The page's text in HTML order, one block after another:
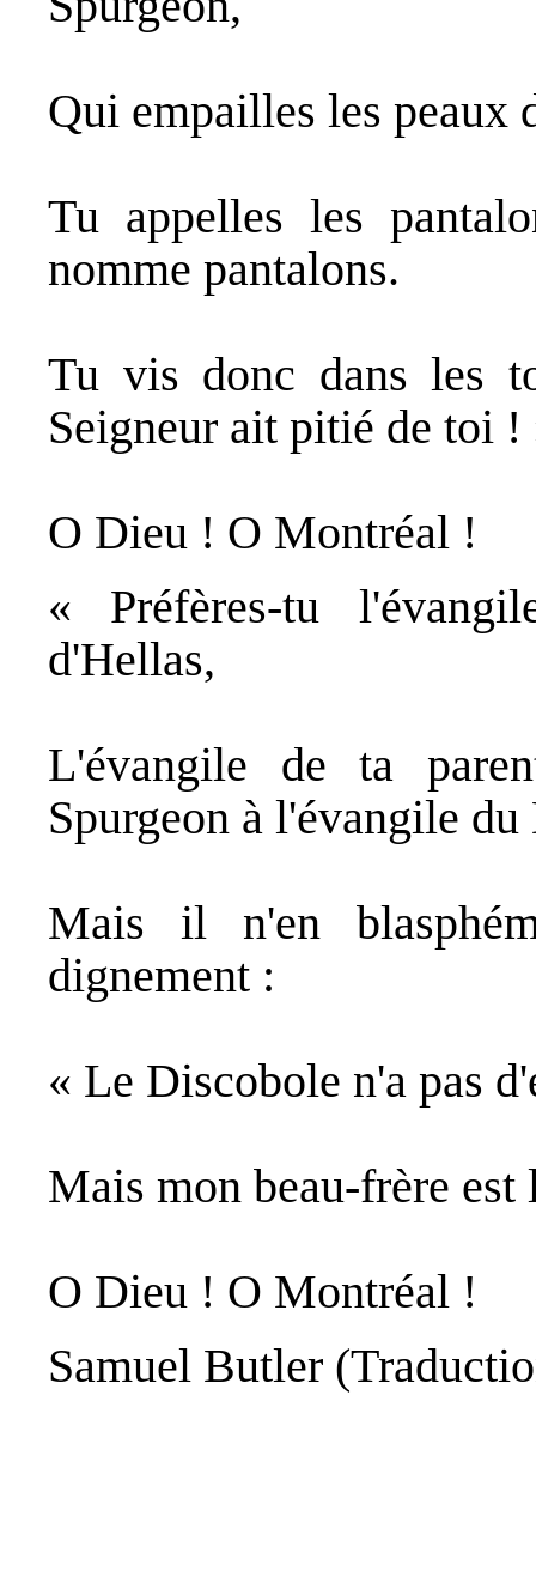
Qui empailles les peaux
Tu appelles les
nomme pantalons.
Tu vis donc dans les
Seigneur ait pitié de toi !
O Dieu ! O Montréal !
« Préfères-tu
d'Hellas,
L'évangile de ta
Spurgeon à l'évangile
Mais il n'en
dignement :
« Le Discobole n'a pas
Mais mon beau-frère
O Dieu ! O Montréal !
Samuel Butler